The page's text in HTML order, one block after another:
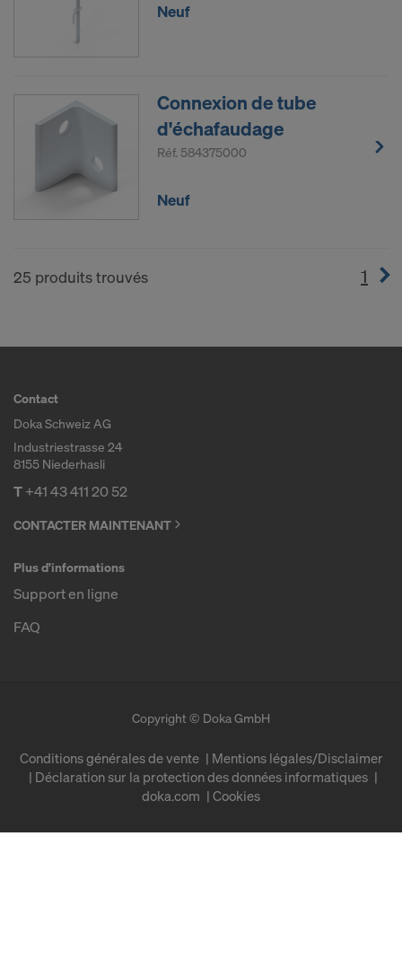
Neuf
Connexion de tube
d'échafaudage
Réf. 584375000
Neuf
25 produits trouvés 1
Contact
Doka Schweiz AG
Industriestrasse 24
8155 Niederhasli
T+41 43 411 20 52
CONTACTER MAINTENANT
Plus d'informations
Support en ligne
FAQ
Copyright © Doka GmbH
Conditions générales de vente
Mentions légales/Disclaimer
Déclaration sur la protection des données informatiques
doka.com
Cookies